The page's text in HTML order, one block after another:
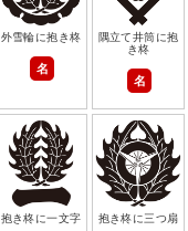
外雪輪に抱き柊
名
隅立て井筒に抱
き柊
名
抱き柊に一文字 抱き柊に三つ扇